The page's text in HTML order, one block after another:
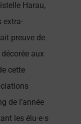
Harau,
extra-
preuve de
aux
cette
de l’année
les élu·e·s